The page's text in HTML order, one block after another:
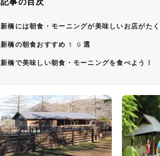
新橋には朝食・モーニングが美味しいお店がたく
新橋の朝食おすすめ10選
新橋で美味しい朝食・モーニングを食べよう！